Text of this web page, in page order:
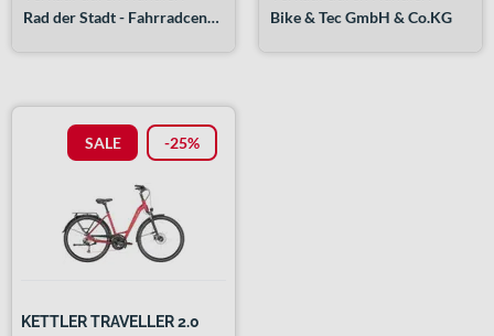
Rad der Stadt - Fahrradcenter Prenzlau
Bike & Tec GmbH & Co.KG
SALE -25%
KETTLER TRAVELLER 2.0